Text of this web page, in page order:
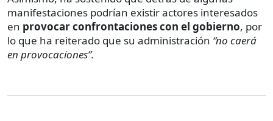
manifestaciones podrían existir actores interesados
en provocar confrontaciones con el gobierno, por
lo que ha reiterado que su administración “no caerá
en provocaciones”.